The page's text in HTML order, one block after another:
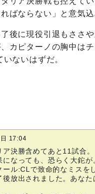
ばならない」と意気込
後に現役引退もささ
カピターノの胸中は
いないはずだ。
17:04
ア決勝含めてあと11試合。
になっても、恐らく大鉈が
ール:CLで致命的なミスを
後放出されました。あなた